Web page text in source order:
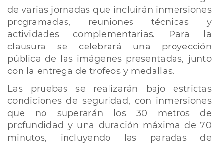
de varias jornadas que incluirán inmersiones
programadas, reuniones técnicas y
actividades complementarias. Para la
clausura se celebrará una proyección
pública de las imágenes presentadas, junto
con la entrega de trofeos y medallas.
Las pruebas se realizarán bajo estrictas
condiciones de seguridad, con inmersiones
que no superarán los 30 metros de
profundidad y una duración máxima de 70
minutos, incluyendo las paradas de